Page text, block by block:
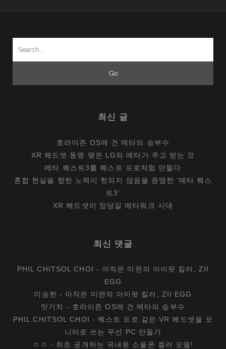
최신 글
호라이즌 OS에 건 메타의 승부수
XR 헤드셋 동맹 맺은 LG와 메타가 주고 받는 것
메타 퀘스트3를 퀘스트 프로처럼 만들다
혼합 현실을 향한 노력이 헛되지 않음을 증명한 ‘메타 퀘스
트3’
XR 헤드셋이 앞당길 메타워크 시대
최신 댓글
PHIL CHITSOL CHOI - 아직은 미완의 아이팟 킬러, ZII
EGG
이승헌 - 아직은 미완의 아이팟 킬러, ZII EGG
맛기차 - 호라이즌 OS에 건 메타의 승부수
PHIL CHITSOL CHOI -퀘스트 프로 같은 VR 헤드셋을 모
니터로 쓰는 무선 PC 만들기
ㅇㅇ - 최초 공개하는 국내용 소울폰 컬러 모델!